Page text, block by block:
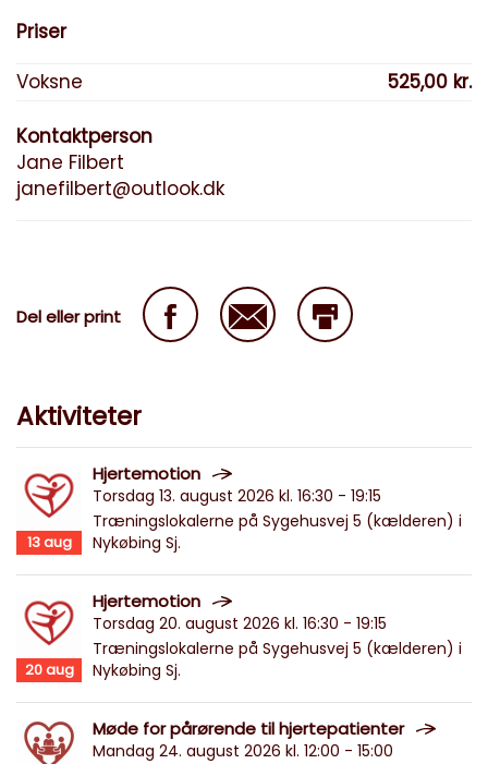
Priser
Voksne
525,00 kr.
Kontaktperson
Jane Filbert
janefilbert@outlook.dk
Del eller print
Aktiviteter
13aug
Hjertemotion
Torsdag 13. august 2026 kl. 16:30 - 19:15
Træningslokalerne på Sygehusvej 5 (kælderen) i
Nykøbing Sj.
20aug
Hjertemotion
Torsdag 20. august 2026 kl. 16:30 - 19:15
Træningslokalerne på Sygehusvej 5 (kælderen) i
Nykøbing Sj.
Møde for pårørende til hjertepatienter
Mandag 24. august 2026 kl. 12:00 - 15:00